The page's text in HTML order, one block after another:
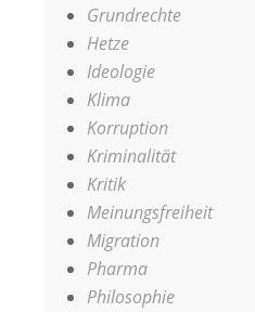
Grundrechte
Hetze
Ideologie
Klima
Korruption
Kriminalität
Kritik
Meinungsfreiheit
Migration
Pharma
Philosophie